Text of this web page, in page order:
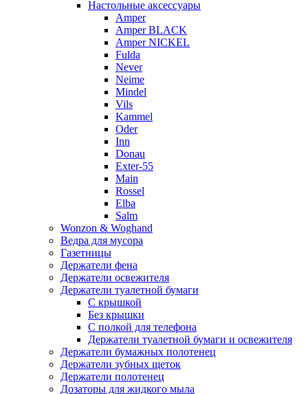
Настольные аксессуары
Amper
Amper BLACK
Amper NICKEL
Fulda
Never
Neime
Mindel
Vils
Kammel
Oder
Inn
Donau
Exter-55
Main
Rossel
Elba
Salm
Wonzon & Woghand
Ведра для мусора
Газетницы
Держатели фена
Держатели освежителя
Держатели туалетной бумаги
С крышкой
Без крышки
С полкой для телефона
Держатели туалетной бумаги и освежителя
Держатели бумажных полотенец
Держатели зубных щеток
Держатели полотенец
Дозаторы для жидкого мыла